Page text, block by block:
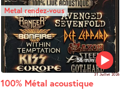
58 min
Metal rendez-vous
31 Juillet 2026
100% Métal acoustique